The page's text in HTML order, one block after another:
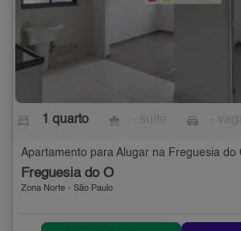
1 quarto
Freguesia do Ó
Zona Norte - São Paulo